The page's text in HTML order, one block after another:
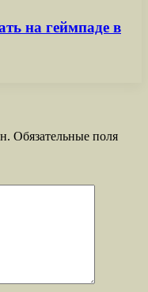
на геймпаде в
Обязательные поля